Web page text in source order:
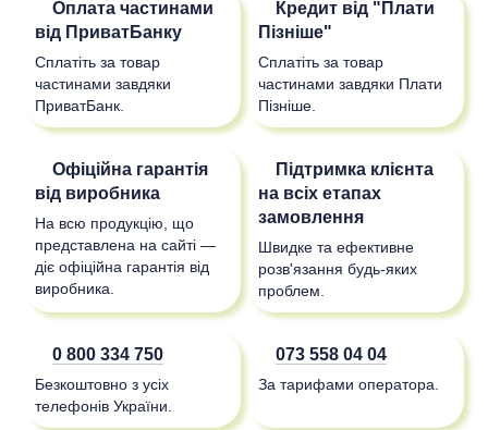
Оплата частинами
від ПриватБанку
Сплатіть за товар
частинами завдяки
ПриватБанк.
Кредит від "Плати
Пізніше"
Сплатіть за товар
частинами завдяки Плати
Пізніше.
Офіційна гарантія
від виробника
На всю продукцію, що
представлена на сайті —
діє офіційна гарантія від
виробника.
Підтримка клієнта
на всіх етапах
замовлення
Швидке та ефективне
розв'язання будь-яких
проблем.
0 800 334 750
Безкоштовно з усіх
телефонів України.
073 558 04 04
За тарифами оператора.